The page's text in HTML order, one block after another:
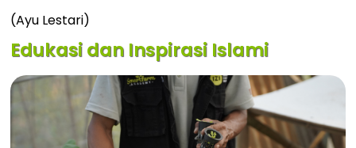
(Ayu Lestari)
Edukasi dan Inspirasi Islami